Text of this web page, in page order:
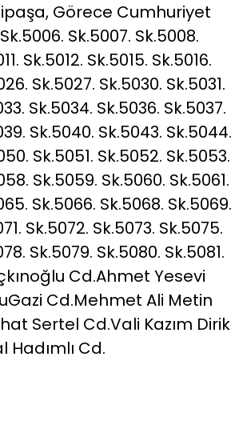
Görece Cumhuriyet
Sk.5007. Sk.5008.
Sk.5012. Sk.5015. Sk.5016.
Sk.5027. Sk.5030. Sk.5031.
Sk.5034. Sk.5036. Sk.5037.
Sk.5040. Sk.5043. Sk.5044.
Sk.5051. Sk.5052. Sk.5053.
Sk.5059. Sk.5060. Sk.5061.
Sk.5066. Sk.5068. Sk.5069.
Sk.5072. Sk.5073. Sk.5075.
Sk.5079. Sk.5080. Sk.5081.
Cd.Ahmet Yesevi
Cd.Mehmet Ali Metin
Sertel Cd.Vali Kazım Dirik
Hadımlı Cd.